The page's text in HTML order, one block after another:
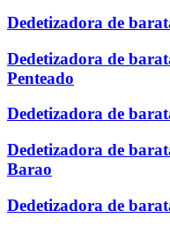
Dedetizadora de
Dedetizadora de
Penteado
Dedetizadora de
Dedetizadora de
Barao
Dedetizadora de